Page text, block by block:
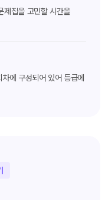
제집을 고민할 시간을
에 구성되어 있어 등급에